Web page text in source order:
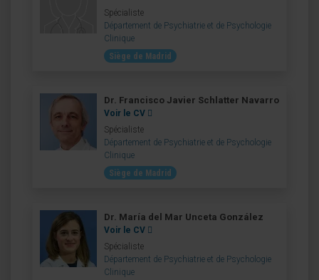
Spécialiste
Département de Psychiatrie et de Psychologie
Clinique
Siège de Madrid
Dr. Francisco Javier Schlatter Navarro
Voir le CV
Spécialiste
Département de Psychiatrie et de Psychologie
Clinique
Siège de Madrid
Dr. María del Mar Unceta González
Voir le CV
Spécialiste
Département de Psychiatrie et de Psychologie
Clinique